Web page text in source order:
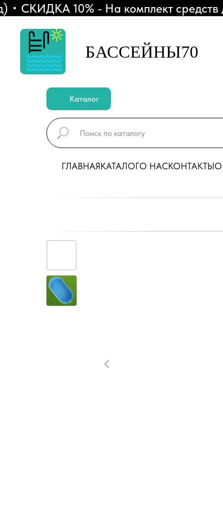
СКИДКА 10% - На комплект средств
БАССЕЙНЫ70
Каталог
ГЛАВНАЯКАТАЛОГО НАСКОНТАКТЫ